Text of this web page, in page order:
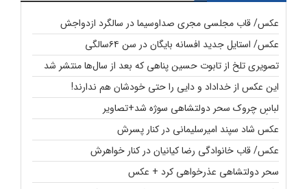
عکس/ قاب مجلسی مجری صداوسیما در سالگرد ازدواجش
عکس/ استایل جدید افسانه بایگان در سن ۶۴سالگی
تصویری تلخ از تابوت حسین پناهی که بعد از سال‌ها منتشر شد
این عکس از خداداد و دایی را حتی خودشان هم ندارند!
لباسِ چروک سحر دولتشاهی سوژه شد+تصاویر
عکس شاد سپند امیرسلیمانی در کنار پسرش
عکس/ قاب خانوادگی رضا کیانیان در کنار خواهرش
سحر دولتشاهی عذرخواهی کرد + عکس